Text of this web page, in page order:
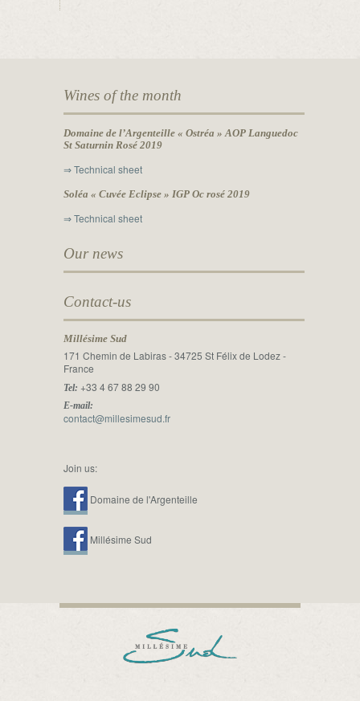
Wines of the month
Domaine de l’Argenteille « Ostréa » AOP Languedoc
St Saturnin Rosé 2019
⇒ Technical sheet
Soléa « Cuvée Eclipse » IGP Oc rosé 2019
⇒ Technical sheet
Our news
Contact-us
Millésime Sud
171 Chemin de Labiras - 34725 St Félix de Lodez -
France
Tel: +33 4 67 88 29 90
E-mail:
contact@millesimesud.fr
Join us:
Domaine de l'Argenteille
Millésime Sud